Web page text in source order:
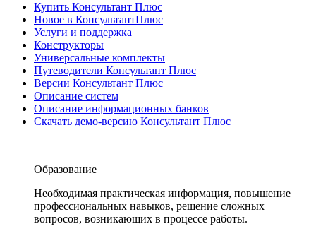
Купить Консультант Плюс
Новое в КонсультантПлюс
Услуги и поддержка
Конструкторы
Универсальные комплекты
Путеводители Консультант Плюс
Версии Консультант Плюс
Описание систем
Описание информационных банков
Скачать демо-версию Консультант Плюс
Образование
Необходимая практическая информация, повышение
профессиональных навыков, решение сложных
вопросов, возникающих в процессе работы.